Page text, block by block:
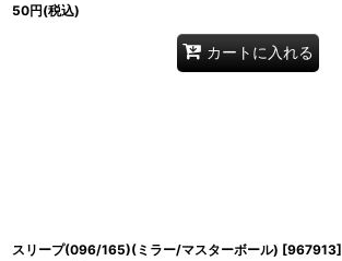
50円(税込)
カートに入れる
スリープ(096/165)(ミラー/マスターボール) [967913]